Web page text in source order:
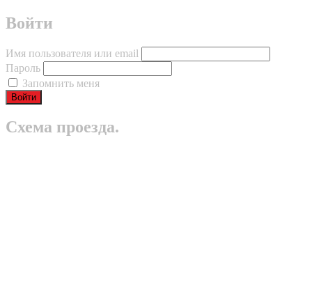
Войти
Имя пользователя или email
Пароль
Запомнить меня
Схема проезда.